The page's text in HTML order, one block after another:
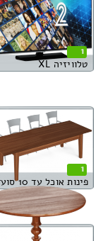
1
טלוויזיה XL
1
פינות אוכל עד 10 סועדים